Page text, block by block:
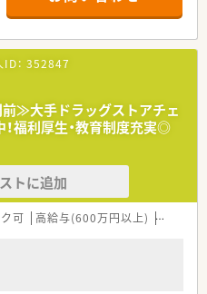
り組んでいる店舗です。
いて】
となっており、調剤業務未経験の
。
の方が活躍しており、車の運転
る可能性があります。
されますが、未経験であっても在
能です。
る内装で、待合スペースには暖色
気です。
い職場です。
ランドのサプリメントなども置い
きっかけにもなっています。
： 352847
前≫大手ドラッグストアチェ
福利厚生・教育制度充実◎
トに追加
可 高給与(600万円以上) 認定薬